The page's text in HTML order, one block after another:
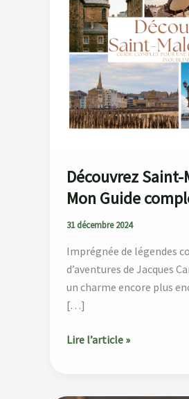
Découvrez Saint-
Mon Guide
31 décembre 2024
Imprégnée de légendes
d’aventures de Jacques
un charme encore plus
[…]
Noël
Mon
Guide
complet !
Lire l’article »